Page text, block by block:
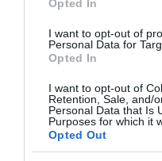
Opted In
I want to opt-out of
Personal Data for
Opted In
I want to opt-out of
Retention, Sale, and/
Personal Data that Is
Purposes for which it
Opted Out
PESSOAS
Júlia Ochôa dedica
Albuquerque "por
madeirenses"
17 Set 11:24